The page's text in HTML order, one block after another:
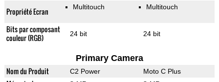
Propriété Ecran Multitouch Multitouch
Bits par composant
couleur (RGB)
24 bit 24 bit
Primary Camera
Nom du Produit C2 Power Moto C Plus